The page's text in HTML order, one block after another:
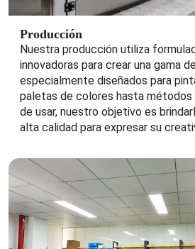
Producción
Nuestra producción utiliza
innovadoras para crear una gama
especialmente diseñados para
paletas de colores hasta
de usar, nuestro objetivo es
alta calidad para expresar su